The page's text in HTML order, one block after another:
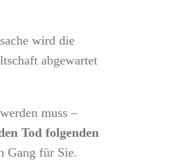
wird die
abgewartet
muss –
Tod folgenden
Gang für Sie.